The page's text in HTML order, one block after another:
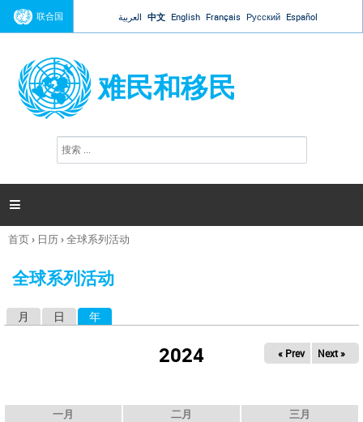
Jump to navigation
联合国 العربية 中文 English Français Русский Español
难民和移民
搜
索

你
这
首页› 日历›全球系列活动
全球系列活动
月 日 年
2024 « Prev Next »
一月 二月 三月